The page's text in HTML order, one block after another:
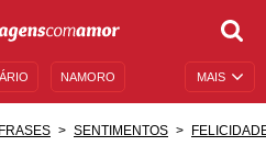
MAIS
NAMORO
SENTIMENTOS